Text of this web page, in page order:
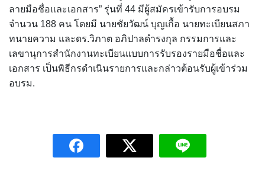
ลายมือชื่อและเอกสาร” รุ่นที่ 44 มีผู้สมัครเข้ารับการอบรม
จำนวน 188 คน โดยมี นายชัยวัฒน์ บุญเกื้อ นายทะเบียนสภา
ทนายความ และดร.วิภาต อภิปาลดำรงกุล กรรมการและ
เลขานุการสำนักงานทะเบียนแบบการรับรองรายมือชื่อและ
เอกสาร เป็นพิธีกรดำเนินรายการและกล่าวต้อนรับผู้เข้าร่วม
อบรม.